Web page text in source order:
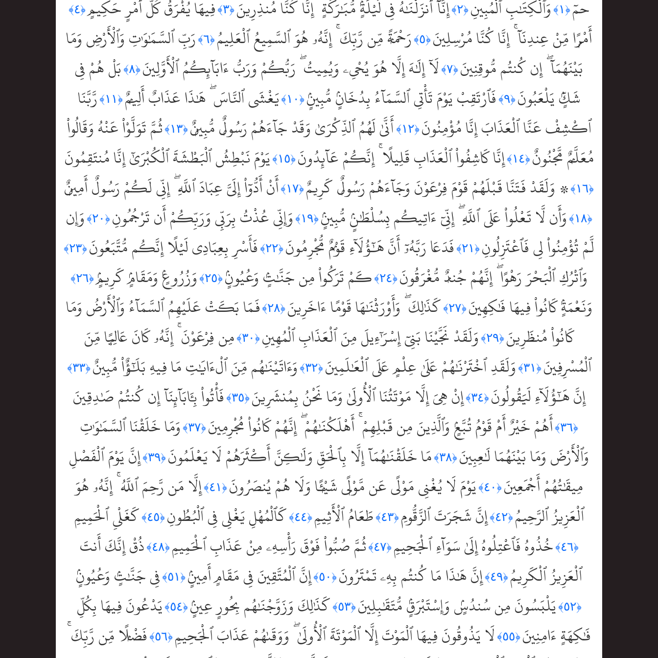
حمٓ﴿١﴾ وَٱلْكِتَٰبِ ٱلْمُبِينِ﴿٢﴾ إِنَّآ أَنزَلْنَٰهُ فِى لَيْلَةٍۢ مُّبَٰرَكَةٍ ۚ إِنَّا كُنَّا مُنذِرِينَ﴿٣﴾ فِيهَا يُفْرَقُ كُلُّ أَمْرٍ حَكِيمٍ﴿٤﴾
أَمْرًۭا مِّنْ عِندِنَآ ۚ إِنَّا كُنَّا مُرْسِلِينَ﴿٥﴾ رَحْمَةًۭ مِّن رَّبِّكَ ۚ إِنَّهُۥ هُوَ ٱلسَّمِيعُ ٱلْعَلِيمُ﴿٦﴾
رَبِّ ٱلسَّمَٰوَٰتِ وَٱلْأَرْضِ وَمَا
بَيْنَهُمَآ ۖ إِن كُنتُم مُّوقِنِينَ﴿٧﴾ لَآ إِلَٰهَ إِلَّا هُوَ يُحْىِۦ وَيُمِيتُ ۖ رَبُّكُمْ وَرَبُّ ءَابَآئِكُمُ ٱلْأَوَّلِينَ﴿٨﴾
بَلْ هُمْ فِى
شَكٍّۢ يَلْعَبُونَ﴿٩﴾ فَٱرْتَقِبْ يَوْمَ تَأْتِى ٱلسَّمَآءُ بِدُخَانٍۢ مُّبِينٍۢ﴿١٠﴾ يَغْشَى ٱلنَّاسَ ۖ هَٰذَا عَذَابٌ أَلِيمٌۭ﴿١١﴾
رَّبَّنَا
ٱكْشِفْ عَنَّا ٱلْعَذَابَ إِنَّا مُؤْمِنُونَ ﴿١٢﴾ أَنَّىٰ لَهُمُ ٱلذِّكْرَىٰ وَقَدْ جَآءَهُمْ رَسُولٌۭ مُّبِينٌۭ ﴿١٣﴾
ثُمَّ تَوَلَّوْاْ عَنْهُ وَقَالُواْ
مُعَلَّمٌۭ مَّجْنُونٌ ﴿١٤﴾ إِنَّا كَاشِفُواْ ٱلْعَذَابِ قَلِيلًا ۚ إِنَّكُمْ عَآئِدُونَ ﴿١٥﴾ يَوْمَ نَبْطِشُ ٱلْبَطْشَةَ ٱلْكُبْرَىٰٓ إِنَّا مُنتَقِمُونَ
﴿١٦﴾ ۞ وَلَقَدْ فَتَنَّا قَبْلَهُمْ قَوْمَ فِرْعَوْنَ وَجَآءَهُمْ رَسُولٌۭ كَرِيمٌ﴿١٧﴾ أَنْ أَدُّوٓاْ إِلَىَّ عِبَادَ ٱللَّهِ ۖ إِنِّى لَكُمْ رَسُولٌ أَمِينٌۭ
﴿١٨﴾ وَأَن لَّا تَعْلُواْ عَلَى ٱللَّهِ ۖ إِنِّىٓ ءَاتِيكُم بِسُلْطَٰنٍۢ مُّبِينٍۢ ﴿١٩﴾ وَإِنِّى عُذْتُ بِرَبِّى وَرَبِّكُمْ أَن تَرْجُمُونِ ﴿٢٠﴾
وَإِن
لَّمْ تُؤْمِنُواْ لِى فَٱعْتَزِلُونِ﴿٢١﴾ فَدَعَا رَبَّهُۥٓ أَنَّ هَٰٓؤُلَآءِ قَوْمٌۭ مُّجْرِمُونَ﴿٢٢﴾ فَأَسْرِ بِعِبَادِى لَيْلًا إِنَّكُم مُّتَّبَعُونَ﴿٢٣﴾
وَٱتْرُكِ ٱلْبَحْرَ رَهْوًا ۖ إِنَّهُمْ جُندٌۭ مُّغْرَقُونَ﴿٢٤﴾ كَمْ تَرَكُواْ مِن جَنَّٰتٍۢ وَعُيُونٍۢ﴿٢٥﴾ وَزُرُوعٍۢ وَمَقَامٍۢ كَرِيمٍۢ﴿٢٦﴾
وَنَعْمَةٍۢ كَانُواْ فِيهَا فَٰكِهِينَ ﴿٢٧﴾ كَذَٰلِكَ ۖ وَأَوْرَثْنَٰهَا قَوْمًا ءَاخَرِينَ ﴿٢٨﴾
فَمَا بَكَتْ عَلَيْهِمُ ٱلسَّمَآءُ وَٱلْأَرْضُ وَمَا
كَانُواْ مُنظَرِينَ﴿٢٩﴾ وَلَقَدْ نَجَّيْنَا بَنِىٓ إِسْرَٰٓءِيلَ مِنَ ٱلْعَذَابِ ٱلْمُهِينِ﴿٣٠﴾
مِن فِرْعَوْنَ ۚ إِنَّهُۥ كَانَ عَالِيًۭا مِّنَ
ٱلْمُسْرِفِينَ ﴿٣١﴾ وَلَقَدِ ٱخْتَرْنَٰهُمْ عَلَىٰ عِلْمٍ عَلَى ٱلْعَٰلَمِينَ ﴿٣٢﴾ وَءَاتَيْنَٰهُم مِّنَ ٱلْءَايَٰتِ مَا فِيهِ بَلَٰٓؤٌۭاْ مُّبِينٌ ﴿٣٣﴾
إِنَّ هَٰٓؤُلَآءِ لَيَقُولُونَ ﴿٣٤﴾ إِنْ هِىَ إِلَّا مَوْتَتُنَا ٱلْأُولَىٰ وَمَا نَحْنُ بِمُنشَرِينَ ﴿٣٥﴾ فَأْتُواْ بِـَٔابَآئِنَآ إِن كُنتُمْ صَٰدِقِينَ
﴿٣٦﴾ أَهُمْ خَيْرٌ أَمْ قَوْمُ تُبَّعٍۢ وَٱلَّذِينَ مِن قَبْلِهِمْ ۚ أَهْلَكْنَٰهُمْ ۖ إِنَّهُمْ كَانُواْ مُجْرِمِينَ ﴿٣٧﴾
وَمَا خَلَقْنَا ٱلسَّمَٰوَٰتِ
وَٱلْأَرْضَ وَمَا بَيْنَهُمَا لَٰعِبِينَ﴿٣٨﴾ مَا خَلَقْنَٰهُمَآ إِلَّا بِٱلْحَقِّ وَلَٰكِنَّ أَكْثَرَهُمْ لَا يَعْلَمُونَ﴿٣٩﴾
إِنَّ يَوْمَ ٱلْفَصْلِ
مِيقَٰتُهُمْ أَجْمَعِينَ﴿٤٠﴾ يَوْمَ لَا يُغْنِى مَوْلًى عَن مَّوْلًۭى شَيْـًۭٔا وَلَا هُمْ يُنصَرُونَ﴿٤١﴾
إِلَّا مَن رَّحِمَ ٱللَّهُ ۚ إِنَّهُۥ هُوَ
ٱلْعَزِيزُ ٱلرَّحِيمُ ﴿٤٢﴾ إِنَّ شَجَرَتَ ٱلزَّقُّومِ ﴿٤٣﴾ طَعَامُ ٱلْأَثِيمِ ﴿٤٤﴾ كَٱلْمُهْلِ يَغْلِى فِى ٱلْبُطُونِ ﴿٤٥﴾ كَغَلْىِ ٱلْحَمِيمِ
﴿٤٦﴾ خُذُوهُ فَٱعْتِلُوهُ إِلَىٰ سَوَآءِ ٱلْجَحِيمِ ﴿٤٧﴾ ثُمَّ صُبُّواْ فَوْقَ رَأْسِهِۦ مِنْ عَذَابِ ٱلْحَمِيمِ ﴿٤٨﴾
ذُقْ إِنَّكَ أَنتَ
ٱلْعَزِيزُ ٱلْكَرِيمُ﴿٤٩﴾ إِنَّ هَٰذَا مَا كُنتُم بِهِۦ تَمْتَرُونَ﴿٥٠﴾ إِنَّ ٱلْمُتَّقِينَ فِى مَقَامٍ أَمِينٍۢ﴿٥١﴾ فِى جَنَّٰتٍۢ وَعُيُونٍۢ
﴿٥٢﴾ يَلْبَسُونَ مِن سُندُسٍۢ وَإِسْتَبْرَقٍۢ مُّتَقَٰبِلِينَ ﴿٥٣﴾ كَذَٰلِكَ وَزَوَّجْنَٰهُم بِحُورٍ عِينٍۢ ﴿٥٤﴾
يَدْعُونَ فِيهَا بِكُلِّ
فَٰكِهَةٍ ءَامِنِينَ﴿٥٥﴾ لَا يَذُوقُونَ فِيهَا ٱلْمَوْتَ إِلَّا ٱلْمَوْتَةَ ٱلْأُولَىٰ ۖ وَوَقَىٰهُمْ عَذَابَ ٱلْجَحِيمِ﴿٥٦﴾
فَضْلًۭا مِّن رَّبِّكَ ۚ